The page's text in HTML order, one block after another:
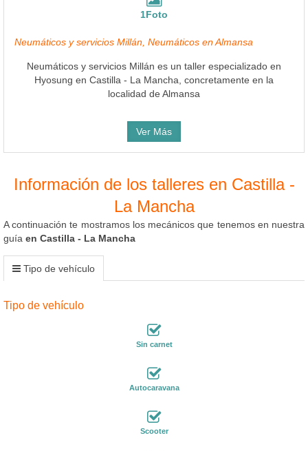
1Foto
Neumáticos y servicios Millán, Neumáticos en Almansa
Neumáticos y servicios Millán es un taller especializado en
Hyosung en Castilla - La Mancha, concretamente en la
localidad de Almansa
Ver Más
Información de los talleres en Castilla -
La Mancha
A continuación te mostramos los mecánicos que tenemos en nuestra
guía en Castilla - La Mancha
Tipo de vehículo
Tipo de vehículo
Sin carnet
Autocaravana
Scooter